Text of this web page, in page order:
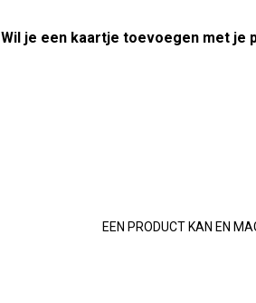
Wil je een kaartje toevoegen met je
EEN PRODUCT KAN EN